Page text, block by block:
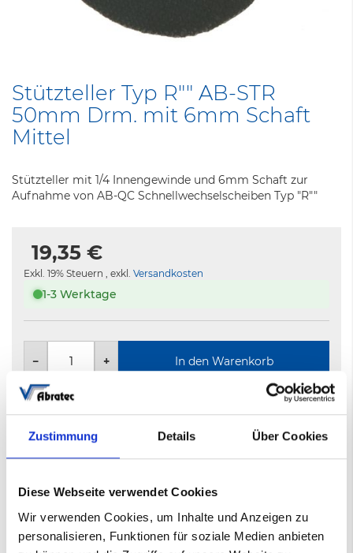
Zustimmung Details Über Cookies
Diese Webseite verwendet Cookies
Wir verwenden Cookies, um Inhalte und Anzeigen zu
personalisieren, Funktionen für soziale Medien anbieten
der
Bildergalerie
springen
Stützteller Typ R"" AB-STR
50mm Drm. mit 6mm Schaft
Mittel
Stützteller mit 1/4 Innengewinde und 6mm Schaft zur
Aufnahme von AB-QC Schnellwechselscheiben Typ "R""
19,35 €
Exkl. 19% Steuern , exkl. Versandkosten
1-3 Werktage
− + In den Warenkorb
Mehr
Informationen
Stützteller Typ R""
000912003